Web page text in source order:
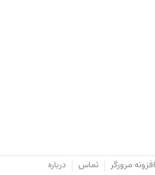
افزونه مرورگر تماس درباره